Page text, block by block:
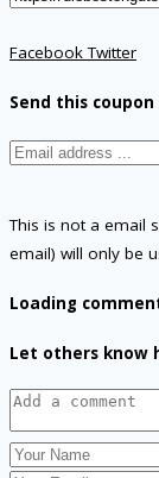
FacebookTwitter
Send this
This is not a email
email) will only be
Loading
Let others know